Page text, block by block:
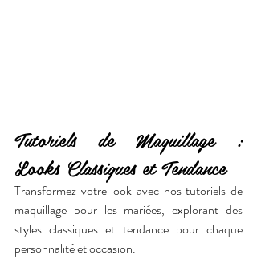
Tutoriels de Maquillage :
Looks Classiques et Tendance
Transformez votre look avec nos tutoriels de
maquillage pour les mariées, explorant des
styles classiques et tendance pour chaque
personnalité et occasion.